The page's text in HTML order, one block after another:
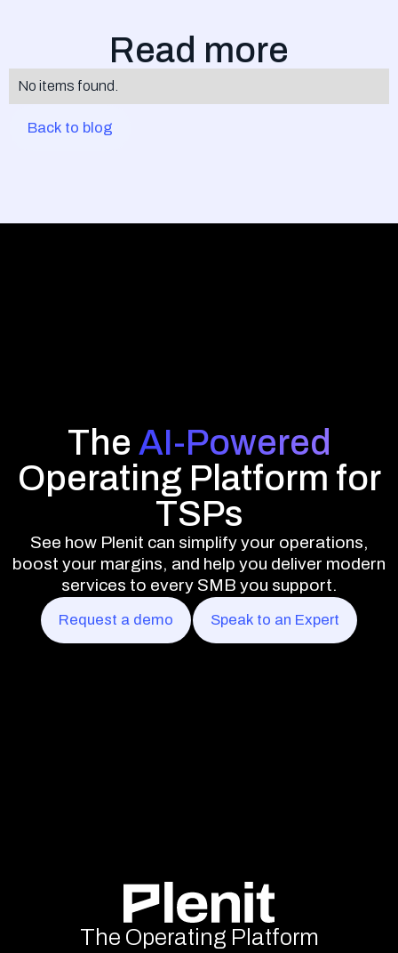
Read more
No items found.
Back to blog
The AI-Powered
Operating Platform for
TSPs
See how Plenit can simplify your operations,
boost your margins, and help you deliver modern
services to every SMB you support.
Request a demo Speak to an Expert
The Operating Platform